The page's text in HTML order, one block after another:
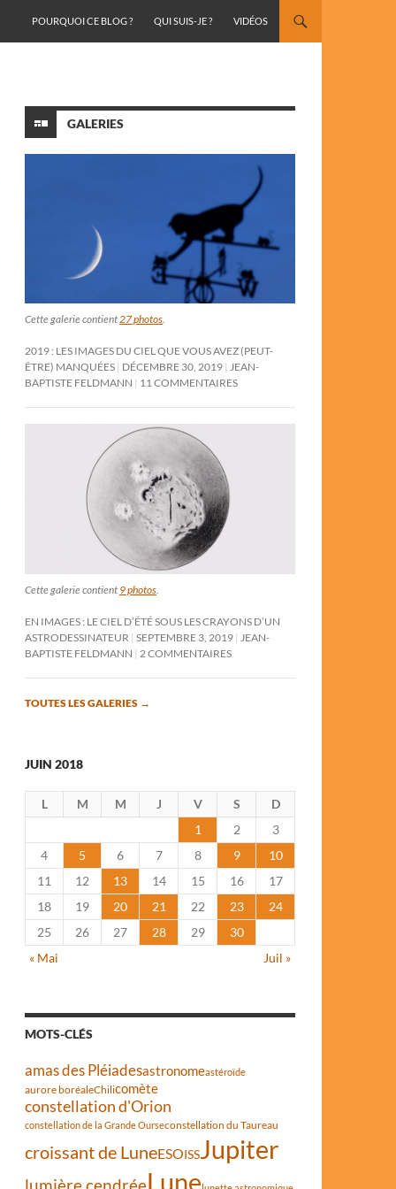
POURQUOI CE BLOG ?
QUI SUIS-JE ? VIDÉOS
GALERIES
Cette galerie contient27 photos.
2019 : LES IMAGES DU CIEL QUE VOUS AVEZ (PEUT-
ÊTRE) MANQUÉES DÉCEMBRE 30, 2019 JEAN-
BAPTISTE FELDMANN
11 COMMENTAIRES
Cette galerie contient 9 photos
EN IMAGES : LE CIEL D’ÉTÉ SOUS LES CRAYONS D’UN
ASTRODESSINATEUR SEPTEMBRE 3, 2019
JEAN-
BAPTISTE FELDMANN
2 COMMENTAIRES
TOUTES LES GALERIES →
JUIN 2018
L M M J V S
D
1
2
3
4
5 6 7 8 9
10
11
12 13 14 15 16
17
18
19 20 21 22 23
24
25
26 27 28 29
30
« Mai
Juil »
MOTS-CLÉS
amas des Pléiadesastronomeastéroïde
aurore boréaleChilicomète
constellation d'Orion
constellation de la Grande Ourseconstellation du Taureau
croissant de LuneESOISSJupiter
lumière cendréeLune